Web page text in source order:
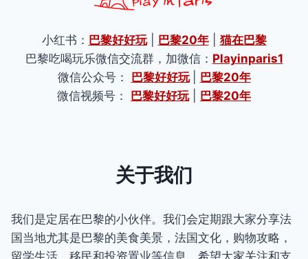
小红书： 巴黎好好玩| 巴黎20年| 猫在巴黎
巴黎吃喝玩乐微信交流群，加微信： Playinparis1
微信公众号： 巴黎好好玩
巴黎20年
微信视频号： 巴黎好好玩| 巴黎20年
关于我们
我们是定居在巴黎的小伙伴。我们会定期跟大家分享法
国当地尤其是巴黎的美食美景，法国文化，购物攻略，
留学生活，移民和投资置业等信息，希望大家关注和支